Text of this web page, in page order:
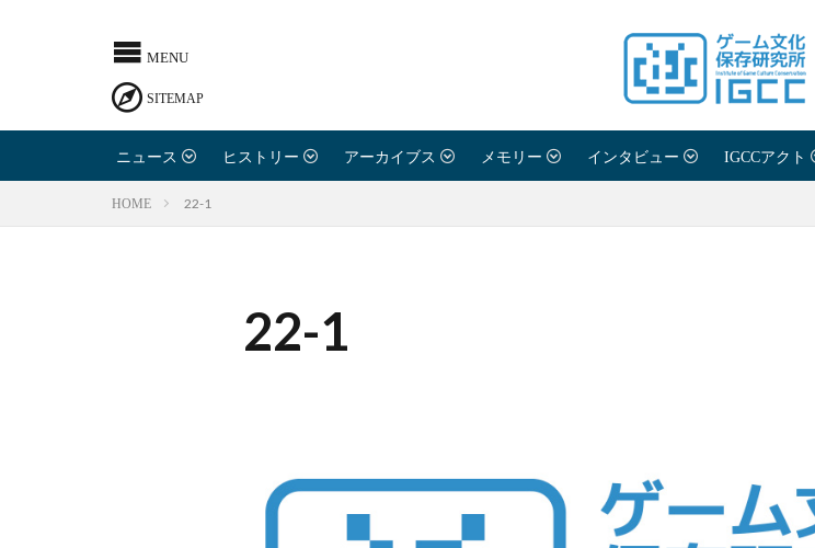
ニュース ヒストリー アーカイブス メモリー インタビュー IGCCアクト
HOME 22-1
22-1